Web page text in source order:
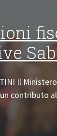
Il
contributo